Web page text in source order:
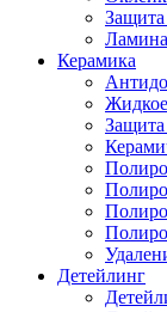
Керамика
Защита
Детейлинг